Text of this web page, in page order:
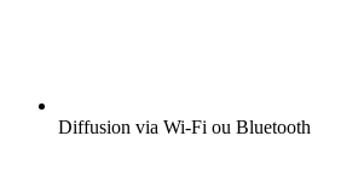
Diffusion via Wi-Fi ou Bluetooth